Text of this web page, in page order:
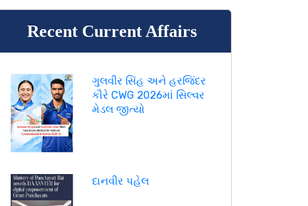
Recent Current Affairs
ગુલવીર સિંહ અને હરજિંદર
કૌરે CWG 2026માં સિલ્વર
મેડલ જીત્યો
દાનવીર પહેલ